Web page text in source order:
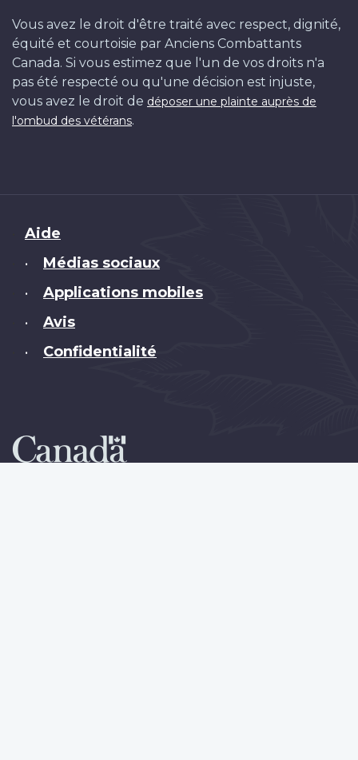
Vous avez le droit d'être traité avec respect, dignité,
équité et courtoisie par Anciens Combattants
Canada. Si vous estimez que l'un de vos droits n'a
pas été respecté ou qu'une décision est injuste,
vous avez le droit de déposer une plainte auprès de
l'ombud des vétérans.
Brand
Aide
• Médias sociaux
• Applications mobiles
• Avis
• Confidentialité